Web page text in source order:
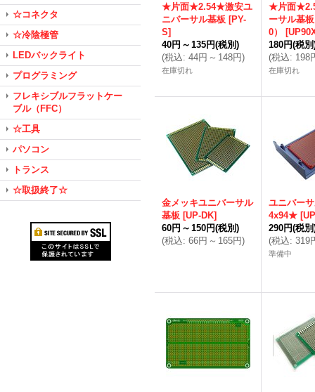
☆コネクタ
☆冷陰極管
LEDバックライト
プログラミング
フレキシブルフラットケー
ブル（FFC）
☆工具
パソコン
トランス
☆取扱終了☆
★片面★2.54★激安ユ
ニバーサル基板 [PY-
S]
40円 ～ 135円(税別)
(税込: 44円 ～ 148円)
在庫切れ
★片面
ーサル基
0）
[
180円(税別
(税込: 198
在庫切れ
金メッキユニバーサル
基板 [UP-DK]
60円 ～ 150円(税別)
(税込: 66円 ～ 165円)
ユニバー
4x94★ [
290円(税別
(税込: 319
準備中